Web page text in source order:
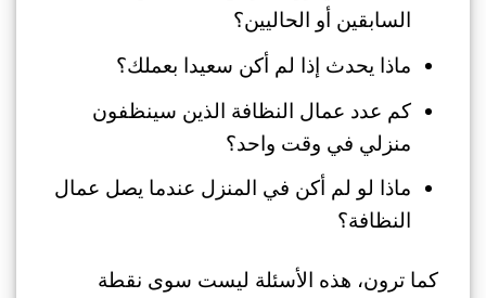
السابقين أو الحاليين؟
ماذا يحدث إذا لم أكن سعيدا بعملك؟
كم عدد عمال النظافة الذين سينظفون
منزلي في وقت واحد؟
ماذا لو لم أكن في المنزل عندما يصل عمال
النظافة؟
كما ترون، هذه الأسئلة ليست سوى نقطة